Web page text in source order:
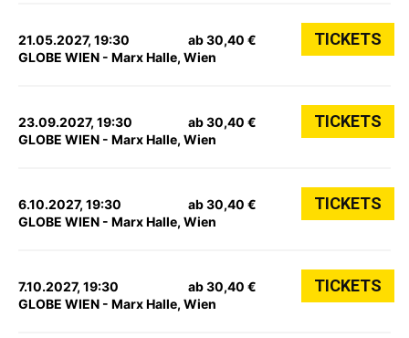
21.05.2027, 19:30
GLOBE WIEN - Marx Halle, Wien
ab 30,40 € TICKETS
23.09.2027, 19:30
GLOBE WIEN - Marx Halle, Wien
ab 30,40 € TICKETS
6.10.2027, 19:30
GLOBE WIEN - Marx Halle, Wien
ab 30,40 € TICKETS
7.10.2027, 19:30
GLOBE WIEN - Marx Halle, Wien
ab 30,40 € TICKETS